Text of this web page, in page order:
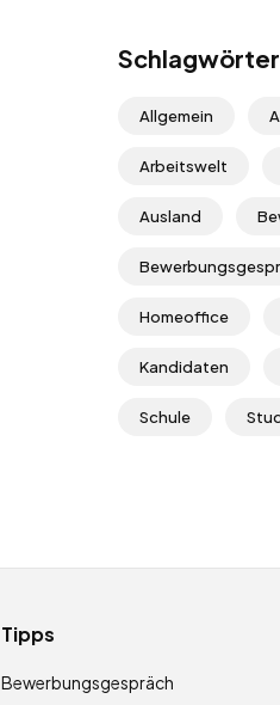
Schlagwörter
Allgemein
Arbeitswelt
Ausland
Homeoffice
Kandidaten
Schule
Tipps
Bewerbungsgespräch